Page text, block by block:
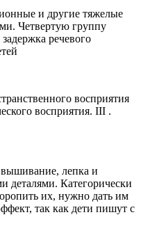
и другие тяжелые
Четвертую группу
речевого
восприятия
восприятия. III .
лепка и
деталями. Категорически
их, нужно дать им
так как дети пишут с